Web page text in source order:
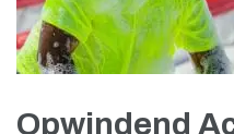
Opwindend